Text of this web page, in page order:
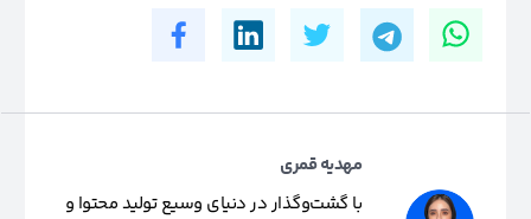
مهدیه قمری
با گشت‌وگذار در دنیای وسیع تولید محتوا و